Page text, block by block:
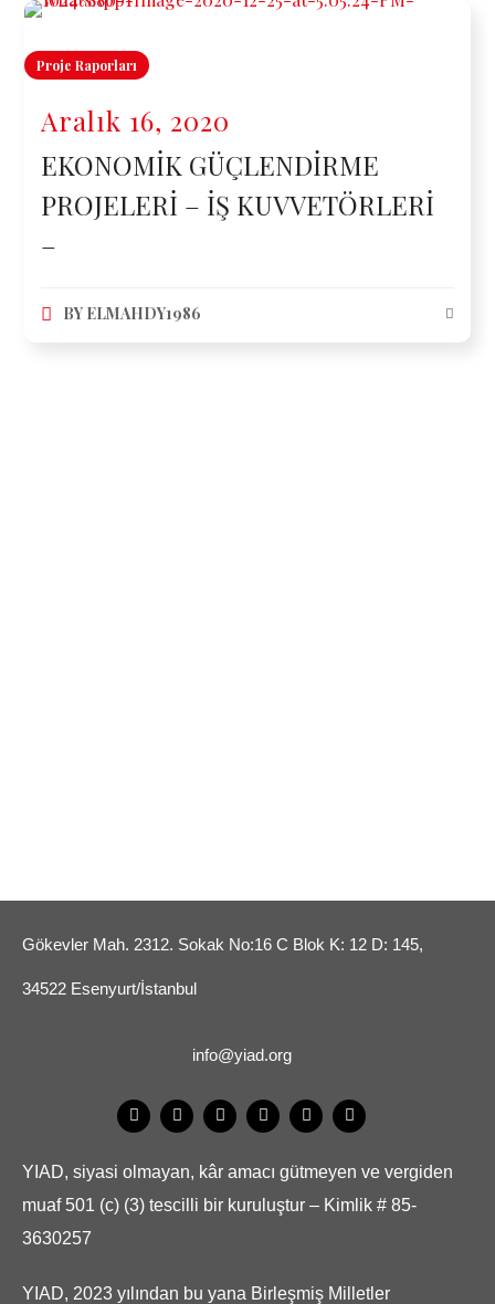
Proje Raporları
Aralık 16, 2020
EKONOMİK GÜÇLENDİRME
PROJELERİ – İŞ KUVVETÖRLERİ
–
BY ELMAHDY1986
Gökevler Mah. 2312. Sokak No:16 C Blok K: 12 D: 145,
34522 Esenyurt/İstanbul
info@yiad.org
YIAD, siyasi olmayan, kâr amacı gütmeyen ve vergiden
muaf 501 (c) (3) tescilli bir kuruluştur – Kimlik # 85-
3630257
YIAD, 2023 yılından bu yana Birleşmiş Milletler